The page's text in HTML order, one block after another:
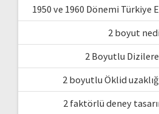
1950 ve 1960 Dönemi Türkiye
2 boyut
2 Boyutlu
2 boyutlu Öklid
2 faktörlü deney